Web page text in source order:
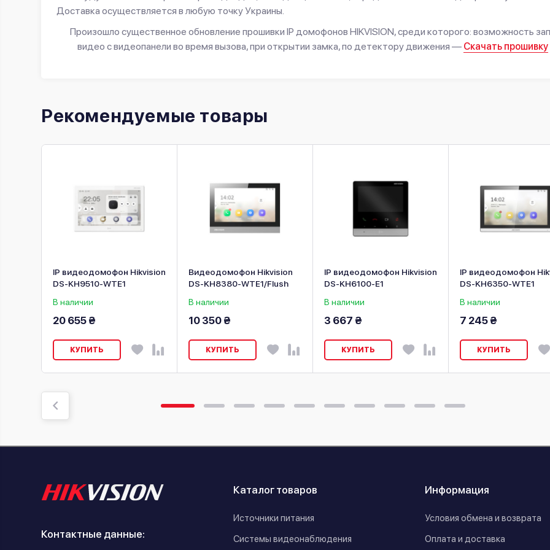
Доставка осуществляется в любую точку Украины.
Произошло существенное обновление прошивки IP домофонов HIKVISION, среди которого: возможность
видео с видеопанели во время вызова, при открытии замка, по детектору движения — Скачать прошивку
Рекомендуемые товары
IP видеодомофон Hikvision
DS-KH9510-WTE1
В наличии
20 655 ₴
КУПИТЬ
Видеодомофон Hikvision
DS-KH8380-WTE1/Flush
В наличии
10 350 ₴
КУПИТЬ
IP видеодомофон Hikvision
DS-KH6100-E1
В наличии
3 667 ₴
КУПИТЬ
IP видеодомофон
DS-KH6350-WТE1
В наличии
7 245 ₴
КУПИТЬ
Контактные данные:
Каталог товаров
Источники питания
Системы видеонаблюдения
Информация
Условия обмена и возврата
Оплата и доставка